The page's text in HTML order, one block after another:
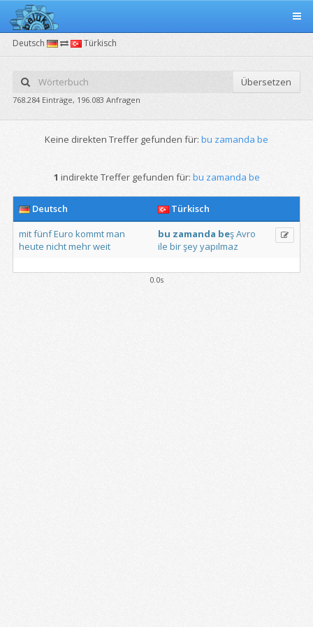
Deutsch Türkisch
Übersetzen
768.284 Einträge, 196.083 Anfragen
Keine direkten Treffer gefunden für: bu zamanda be
1 indirekte Treffer gefunden für: bu zamanda be
Deutsch
Türkisch
mitfünfEuro kommtman
heute nichtmehrweit
bu zamanda beşAvro
ile birşeyyapılmaz
0.0s